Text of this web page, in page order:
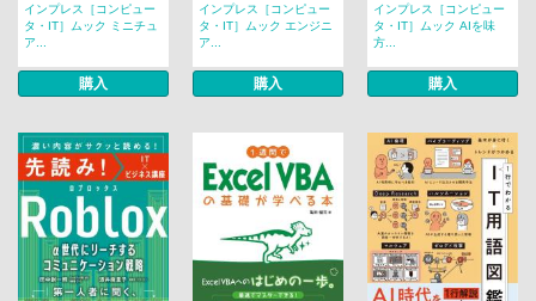
インプレス［コンピュー
タ・IT］ムック ミニチュ
ア...
購入
インプレス［コンピュー
タ・IT］ムック エンジニ
ア...
購入
インプレス［コンピュー
タ・IT］ムック AIを味
方...
購入